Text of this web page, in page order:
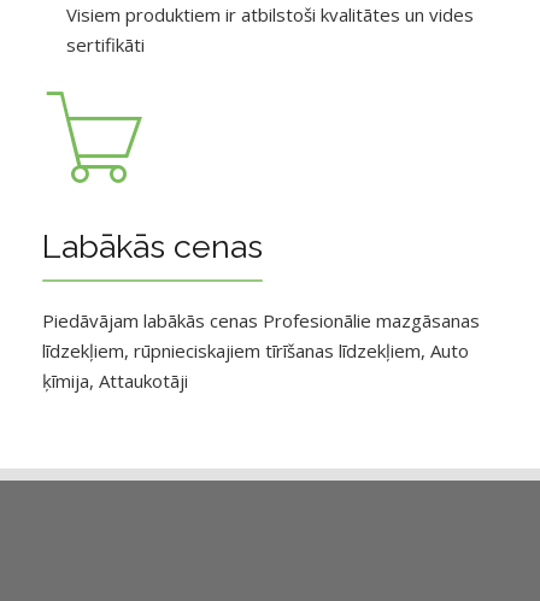
Visiem produktiem ir atbilstoši kvalitātes un vides
sertifikāti
Labākās cenas
Piedāvājam labākās cenas Profesionālie mazgāsanas
līdzekļiem, rūpnieciskajiem tīrīšanas līdzekļiem, Auto
ķīmija, Attaukotāji